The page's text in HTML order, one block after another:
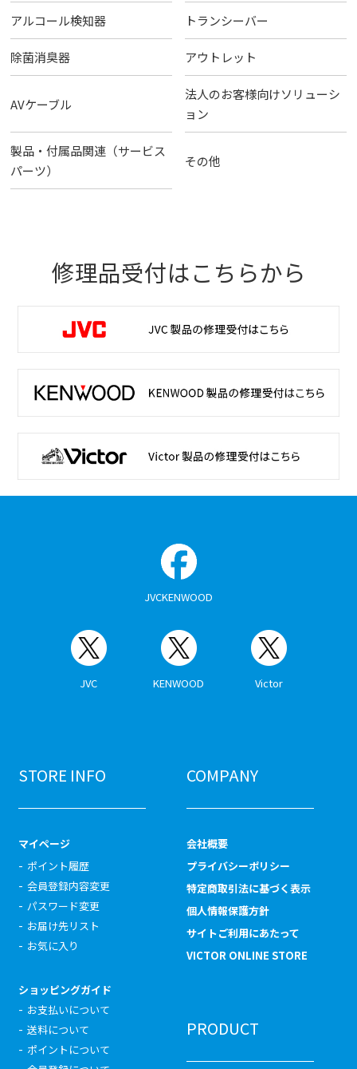
アルコール検知器 トランシーバー
除菌消臭器 アウトレット
AVケーブル
法人のお客様向けソリューシ
ョン
製品・付属品関連（サービス
パーツ）
その他
修理品受付はこちらから
JVCKENWOOD
JVC KENWOOD Victor
STORE INFO
マイページ
ポイント履歴
会員登録内容変更
パスワード変更
お届け先リスト
お気に入り
ショッピングガイド
お支払いについて
送料について
ポイントについて
COMPANY
会社概要
プライバシーポリシー
特定商取引法に基づく表示
個人情報保護方針
サイトご利用にあたって
VICTOR ONLINE STORE
PRODUCT